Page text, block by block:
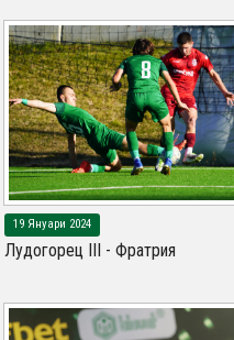
19 Януари 2024
Лудогорец III - Фратрия